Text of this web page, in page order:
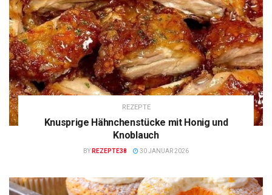
REZEPTE
Knusprige Hähnchenstücke mit Honig und
Knoblauch
BY REZEPTE38 30 JANUAR 2026